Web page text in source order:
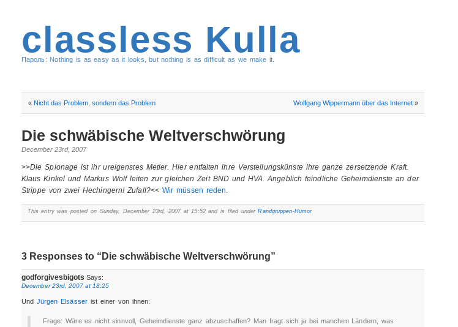
classless Kulla
Пароль: Nothing is as easy as it looks, but nothing is as difficult as we make it.
« Nicht das Problem, sondern das Problem Wolfgang Wippermann über das Internet»
Die schwäbische Weltverschwörung
December 23rd, 2007
>>Die Spionage ist ihr ureigenstes Metier. Hier entfalten ihre Verstellungskünste ihre ganze zersetzende Kraft.
Klaus Kinkel und Markus Wolf leiten zur gleichen Zeit BND und HVA. Angeblich feindliche Geheimdienste an der
Strippe von zwei Hechingern! Zufall?<<Wir müssen reden.
This entry was posted on Sunday, December 23rd, 2007 at 15:52 and is filed underRandgruppen-Humor
3 Responses to “Die schwäbische Weltverschwörung”
godforgivesbigots Says:
December 23rd, 2007 at 18:25
Und Jürgen Elsässer ist einer von ihnen:
Frage: Wäre es nicht sinnvoll, Geheimdienste ganz abzuschaffen? Man fragt sich ja bei manchen Ländern, was